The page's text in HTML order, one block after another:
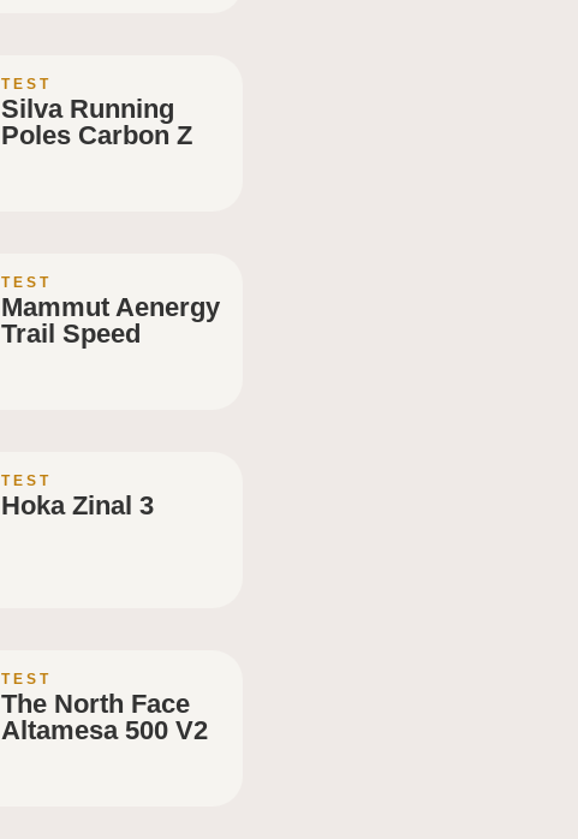
TEST
Silva Running
Poles Carbon Z
TEST
Mammut Aenergy
Trail Speed
TEST
Hoka Zinal 3
TEST
The North Face
Altamesa 500 V2